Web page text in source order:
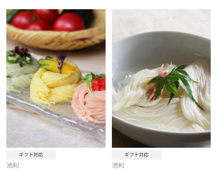
ギフト対応
池利
ギフト対応
池利